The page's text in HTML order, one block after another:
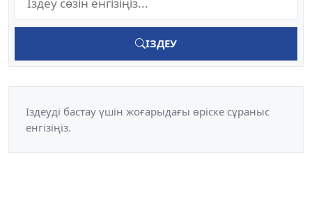
ІЗДЕУ
Іздеуді бастау үшін жоғарыдағы өріске сұраныс
енгізіңіз.